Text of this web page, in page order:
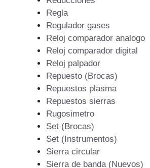
Regla
Regulador gases
Reloj comparador analogo
Reloj comparador digital
Reloj palpador
Repuesto (Brocas)
Repuestos plasma
Repuestos sierras
Rugosimetro
Set (Brocas)
Set (Instrumentos)
Sierra circular
Sierra de banda (Nuevos)